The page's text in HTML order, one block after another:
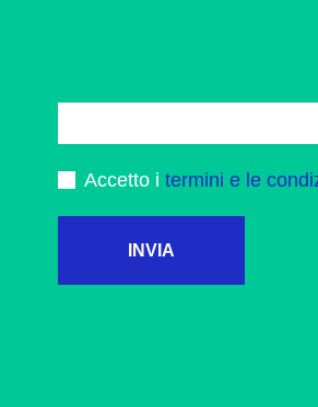
Accetto i termini e le
INVIA